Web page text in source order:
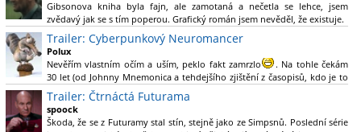
Výběr Ulricha Tomsena pro mě velké překvapení a velmi zajímavá volba
bravo.
Chandler je lepší a lepší s každou novou scénou.
Komiksy to mají ted´těžké, paradoxně tomu škodí to všechno kolem
(DC nebo MCU to je buřt) , ale nezasloužilo by si to zářez jen kvůli tomu.
Držím tomu palce.
Gibsonova kniha byla fajn, ale zamotaná a nečetla se lehce, jsem
zvědavý jak se s tím poperou. Grafický román jsem nevěděl, že existuje.
Trailer: Cyberpunkový Neuromancer
Polux
Nevěřím vlastním očím a uším, peklo fakt zamrzlo
. Na tohle čekám
30 let (od Johnny Mnemonica a tehdejšího zjištění z časopisů, kdo je to
Gibson a co je jeho debutová kniha zač), přičemž 25 let (od Matrixu,
který pojem cyberpunk dostal do povědomí i obyčejného diváka a
nikoliv fanouška žánru) marně doufám, že si po řadě "duchovních
nástupců", kteří přišli poté (Ghost In The Shell, Alita: Battle Angel,
Trailer: Čtrnáctá Futurama
spoock
Škoda, že se z Futuramy stal stín, stejně jako ze Simpsnů. Poslední série